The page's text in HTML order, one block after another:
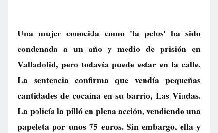
Una mujer conocida como 'la pelos' ha sido
condenada a un año y medio de prisión en
Valladolid, pero todavía puede estar en la calle.
La sentencia confirma que vendía pequeñas
cantidades de cocaína en su barrio, Las Viudas.
La policía la pilló en plena acción, vendiendo una
papeleta por unos 75 euros. Sin embargo, ella y